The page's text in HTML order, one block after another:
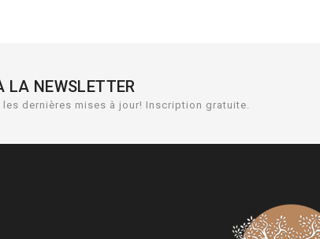
LA NEWSLETTER
dernières mises à jour! Inscription gratuite.